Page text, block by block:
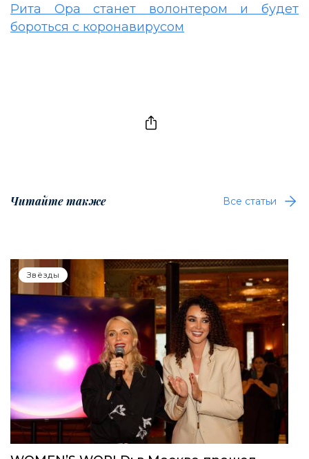
Рита Ора станет волонтером и будет
бороться с коронавирусом
Читайте также Все статьи